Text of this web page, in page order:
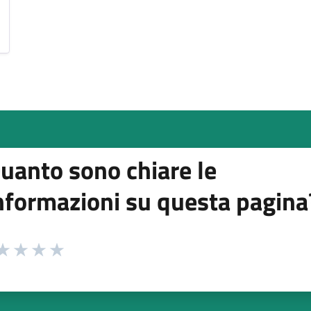
sono chiare le
su questa
da 1 a 5 stelle la pagina